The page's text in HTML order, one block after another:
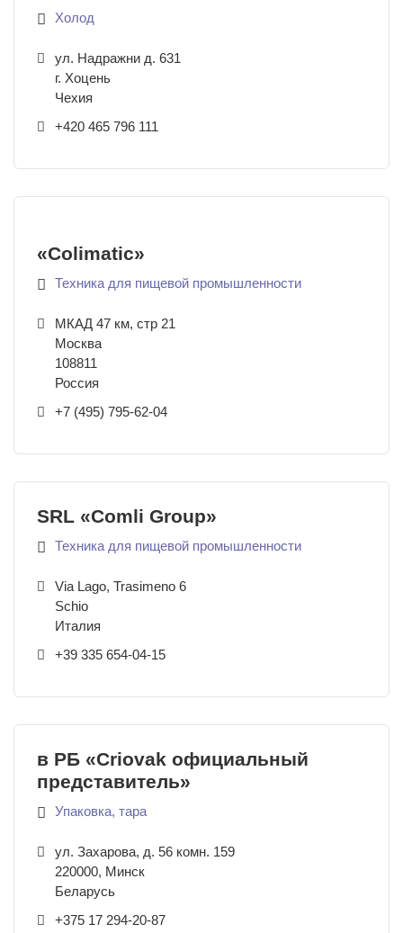
Холод
ул. Надражни д. 631
г. Хоцень
Чехия
+420 465 796 111
«Colimatic»
Техника для пищевой промышленности
МКАД 47 км, стр 21
Москва
108811
Россия
+7 (495) 795-62-04
SRL «Comli Group»
Техника для пищевой промышленности
Via Lago, Trasimeno 6
Schio
Италия
+39 335 654-04-15
в РБ «Criovak официальный
представитель»
Упаковка, тара
ул. Захарова, д. 56 комн. 159
220000, Минск
Беларусь
+375 17 294-20-87